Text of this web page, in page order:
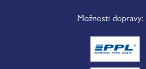
Možnosti dopravy: